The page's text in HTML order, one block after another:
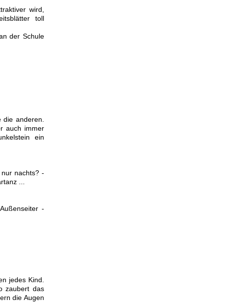
wird,
toll
der Schule
anderen.
auch immer
ein
nachts? -
...
-
jedes Kind.
zaubert das
die Augen